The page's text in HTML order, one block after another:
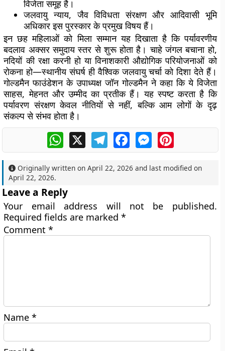
विजेता समूह है।
जलवायु न्याय, जैव विविधता संरक्षण और आदिवासी भूमि
अधिकार इस पुरस्कार के प्रमुख विषय हैं।
इन छह महिलाओं को मिला सम्मान यह दिखाता है कि पर्यावरणीय
बदलाव अक्सर समुदाय स्तर से शुरू होता है। चाहे जंगल बचाना हो,
नदियों की रक्षा करनी हो या विनाशकारी औद्योगिक परियोजनाओं को
रोकना हो—स्थानीय संघर्ष ही वैश्विक जलवायु चर्चा को दिशा देते हैं।
गोल्डमैन फाउंडेशन के उपाध्यक्ष जॉन गोल्डमैन ने कहा कि ये विजेता
साहस, मेहनत और उम्मीद का प्रतीक हैं। यह स्पष्ट करता है कि
पर्यावरण संरक्षण केवल नीतियों से नहीं, बल्कि आम लोगों के दृढ़
संकल्प से संभव होता है।
WhatsApp
X TelegramFacebookMessengerPinterest
Originally written onApril 22, 2026 and last modified on
April 22, 2026.
Leave a Reply
Your email address will not be published.
Required fields are marked*
Comment*
Name*